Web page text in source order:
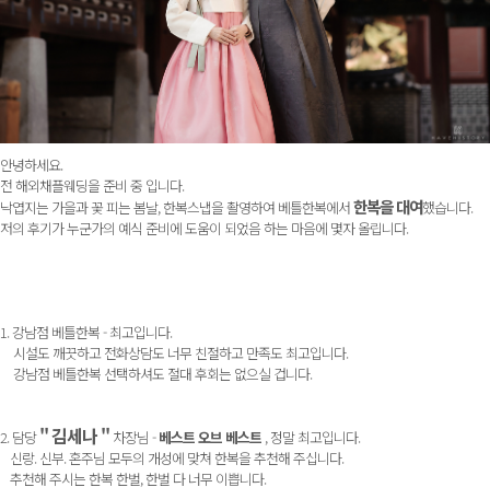
안녕하세요.
전 해외채플웨딩을 준비 중 입니다.
낙엽지는 가을과 꽃 피는 봄날, 한복스냅을 촬영하여 베틀한복에서한복을 대여했습니다.
저의 후기가 누군가의 예식 준비에 도움이 되었음 하는 마음에 몇자 올립니다.
1. 강남점 베틀한복 - 최고입니다.
시설도 깨끗하고 전화상담도 너무 친절하고 만족도 최고입니다.
강남점 베틀한복 선택하셔도 절대 후회는 없으실 겁니다.
2. 담당" 김세나 " 차장님 -베스트 오브 베스트 , 정말 최고입니다.
신랑. 신부. 혼주님 모두의 개성에 맞쳐 한복을 추천해 주십니다.
추천해 주시는 한복 한벌, 한벌 다 너무 이쁩니다.